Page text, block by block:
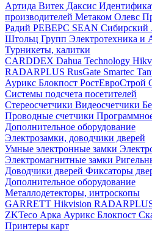
Артида Витек Даксис
производителей Метаком Олевс
Радий РЕВЕРС SEAN Сибирский
Штольц Групп Электротехника и
Турникеты, калитки
CARDDEX Dahua Technology
RADARPLUS RusGate Smartec
Аурикс Блокпост РостЕвроСтрой
Системы подсчета посетителей
Стереосчетчики Видеосчетчики
Проводные счетчики
Дополнительное оборудование
Электрозамки, доводчики дверей
Умные электронные замки
Электромагнитные замки
Доводчики дверей Фиксаторы
Дополнительное оборудование
Металлодетекторы, интроскопы
GARRETT Hikvision
ZKTeco Арка Аурикс Блокпост
Принтеры карт